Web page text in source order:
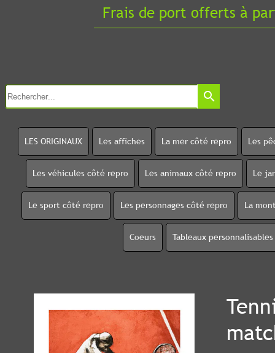
Frais de port offerts à
search
LES ORIGINAUX Les affiches La mer côté repro Les
Les véhicules côté repro Les animaux côté repro Le
Le sport côté repro Les personnages côté repro La
Coeurs Tableaux personnalisables